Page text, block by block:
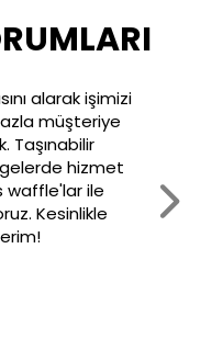
alarak işimizi
müşteriye
Taşınabilir
hizmet
waffle'lar ile
Kesinlikle